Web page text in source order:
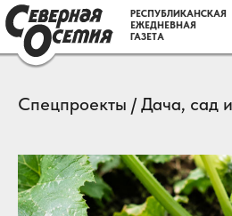
РЕСПУБЛИКАНСКАЯ
ЕЖЕДНЕВНАЯ
ГАЗЕТА
Спецпроекты / Дача, сад